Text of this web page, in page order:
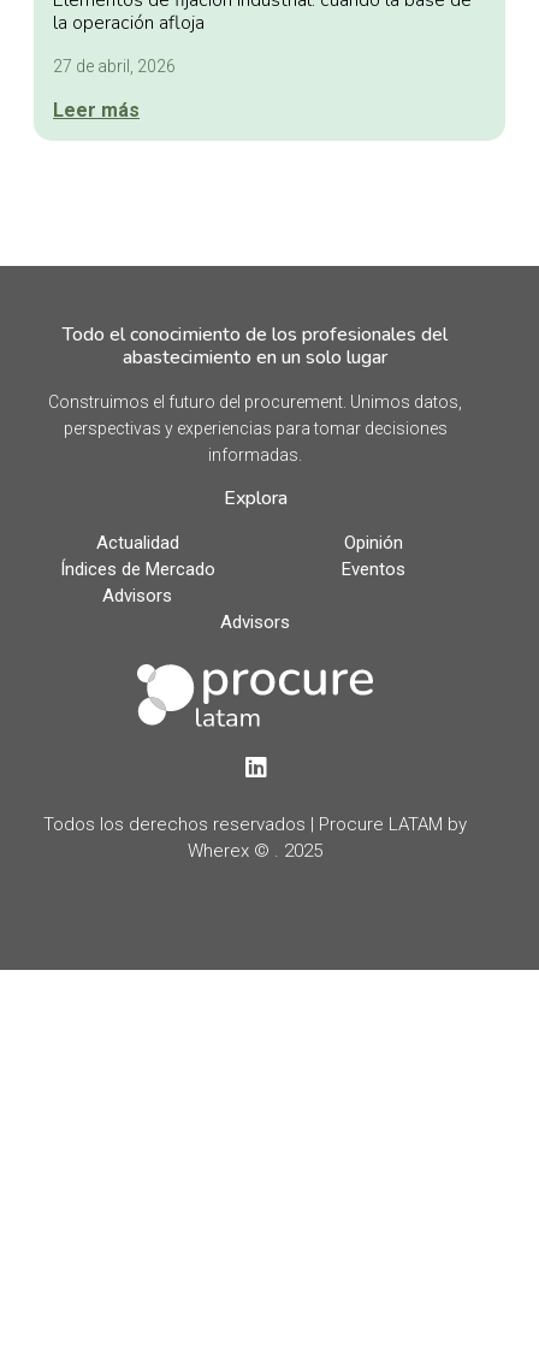
la operación afloja
27 de abril, 2026
Leer más
Todo el conocimiento de los profesionales del
abastecimiento en un solo lugar
Construimos el futuro del procurement. Unimos datos,
perspectivas y experiencias para tomar decisiones
informadas.
Explora
Actualidad
Opinión
Índices de Mercado
Eventos
Advisors
Advisors
LinkedIn
Todos los derechos reservados | Procure LATAM by
Wherex © . 2025